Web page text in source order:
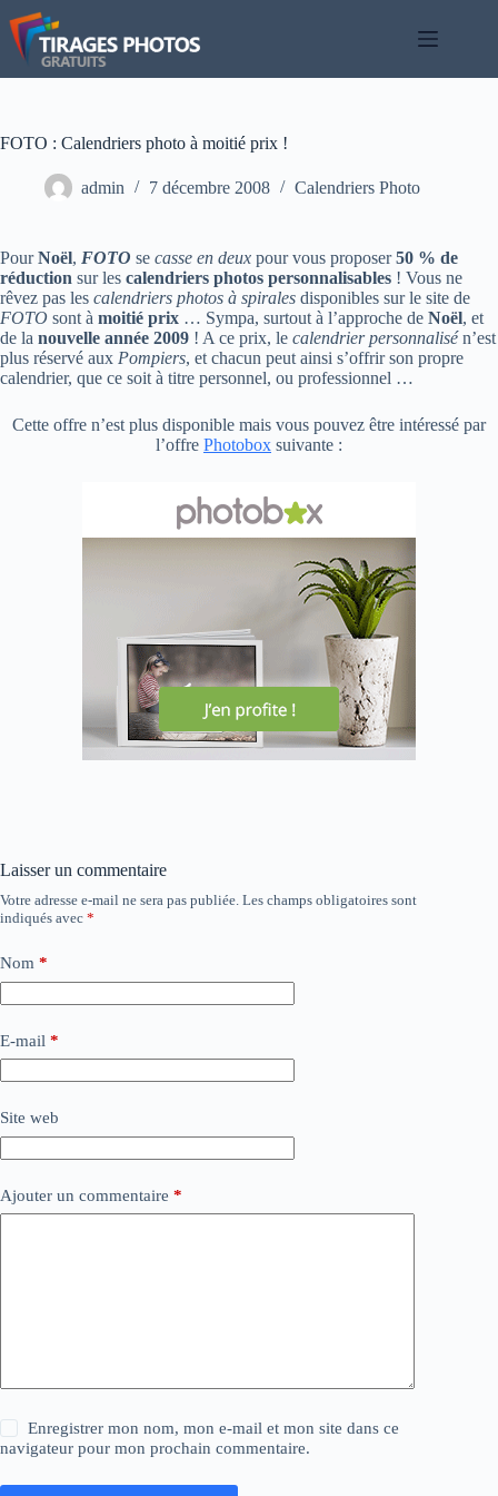
Passer
au
contenu
FOTO : Calendriers photo à moitié prix !
admin 7 décembre 2008 Calendriers Photo
PourNoël, FOTO se casse en deux pour vous proposer50 % de
réduction sur les calendriers photos personnalisables ! Vous ne
rêvez pas les calendriers photos à spirales disponibles sur le site de
FOTO sont à moitié prix … Sympa, surtout à l’approche de Noël, et
de la nouvelle année 2009 ! A ce prix, le calendrier personnalisén’est
plus réservé aux Pompiers, et chacun peut ainsi s’offrir son propre
calendrier, que ce soit à titre personnel, ou professionnel …
Cette offre n’est plus disponible mais vous pouvez être intéressé par
l’offre Photobox suivante :
Laisser un commentaire
Votre adresse e-mail ne sera pas publiée. Les champs obligatoires sont
indiqués avec *
Nom *
E-mail *
Site web
Ajouter un commentaire *
Enregistrer mon nom, mon e-mail et mon site dans ce
navigateur pour mon prochain commentaire.